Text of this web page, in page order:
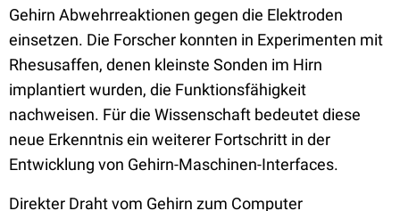
Gehirn Abwehrreaktionen gegen die Elektroden
einsetzen. Die Forscher konnten in Experimenten mit
Rhesusaffen, denen kleinste Sonden im Hirn
implantiert wurden, die Funktionsfähigkeit
nachweisen. Für die Wissenschaft bedeutet diese
neue Erkenntnis ein weiterer Fortschritt in der
Entwicklung von Gehirn-Maschinen-Interfaces.
Direkter Draht vom Gehirn zum Computer